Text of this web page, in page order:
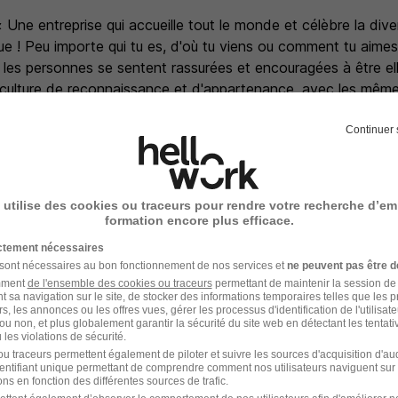
Une entreprise qui accueille tout le monde et célèbre la
! Peu importe qui tu es, d'où tu viens ou comment tu
personnes se sentent rassurées et encouragées à être
de reconnaissance et d'appartenance, avec les
votre bonne humeur et votre passion pour la
en commun
des transports, mutuelle d'entreprise
card
Continuer
utilise des cookies ou traceurs pour rendre votre recherche
formation encore plus efficace.
nécessaires
nécessaires au bon fonctionnement de nos services et ne peuvent pas être
de l'ensemble des cookies ou traceurspermettant de maintenir la session
sa navigation sur le site, de stocker des informations temporaires telles que les
les annonces ou les offres vues, gérer les processus d'identification de
non, et plus globalement garantir la sécurité du site web en détectant les
violations de sécurité.
traceurs permettent également de piloter et suivre les sources d'acquisition
unique permettant de comprendre comment nos utilisateurs naviguent sur
en fonction des différentes sources de trafic.